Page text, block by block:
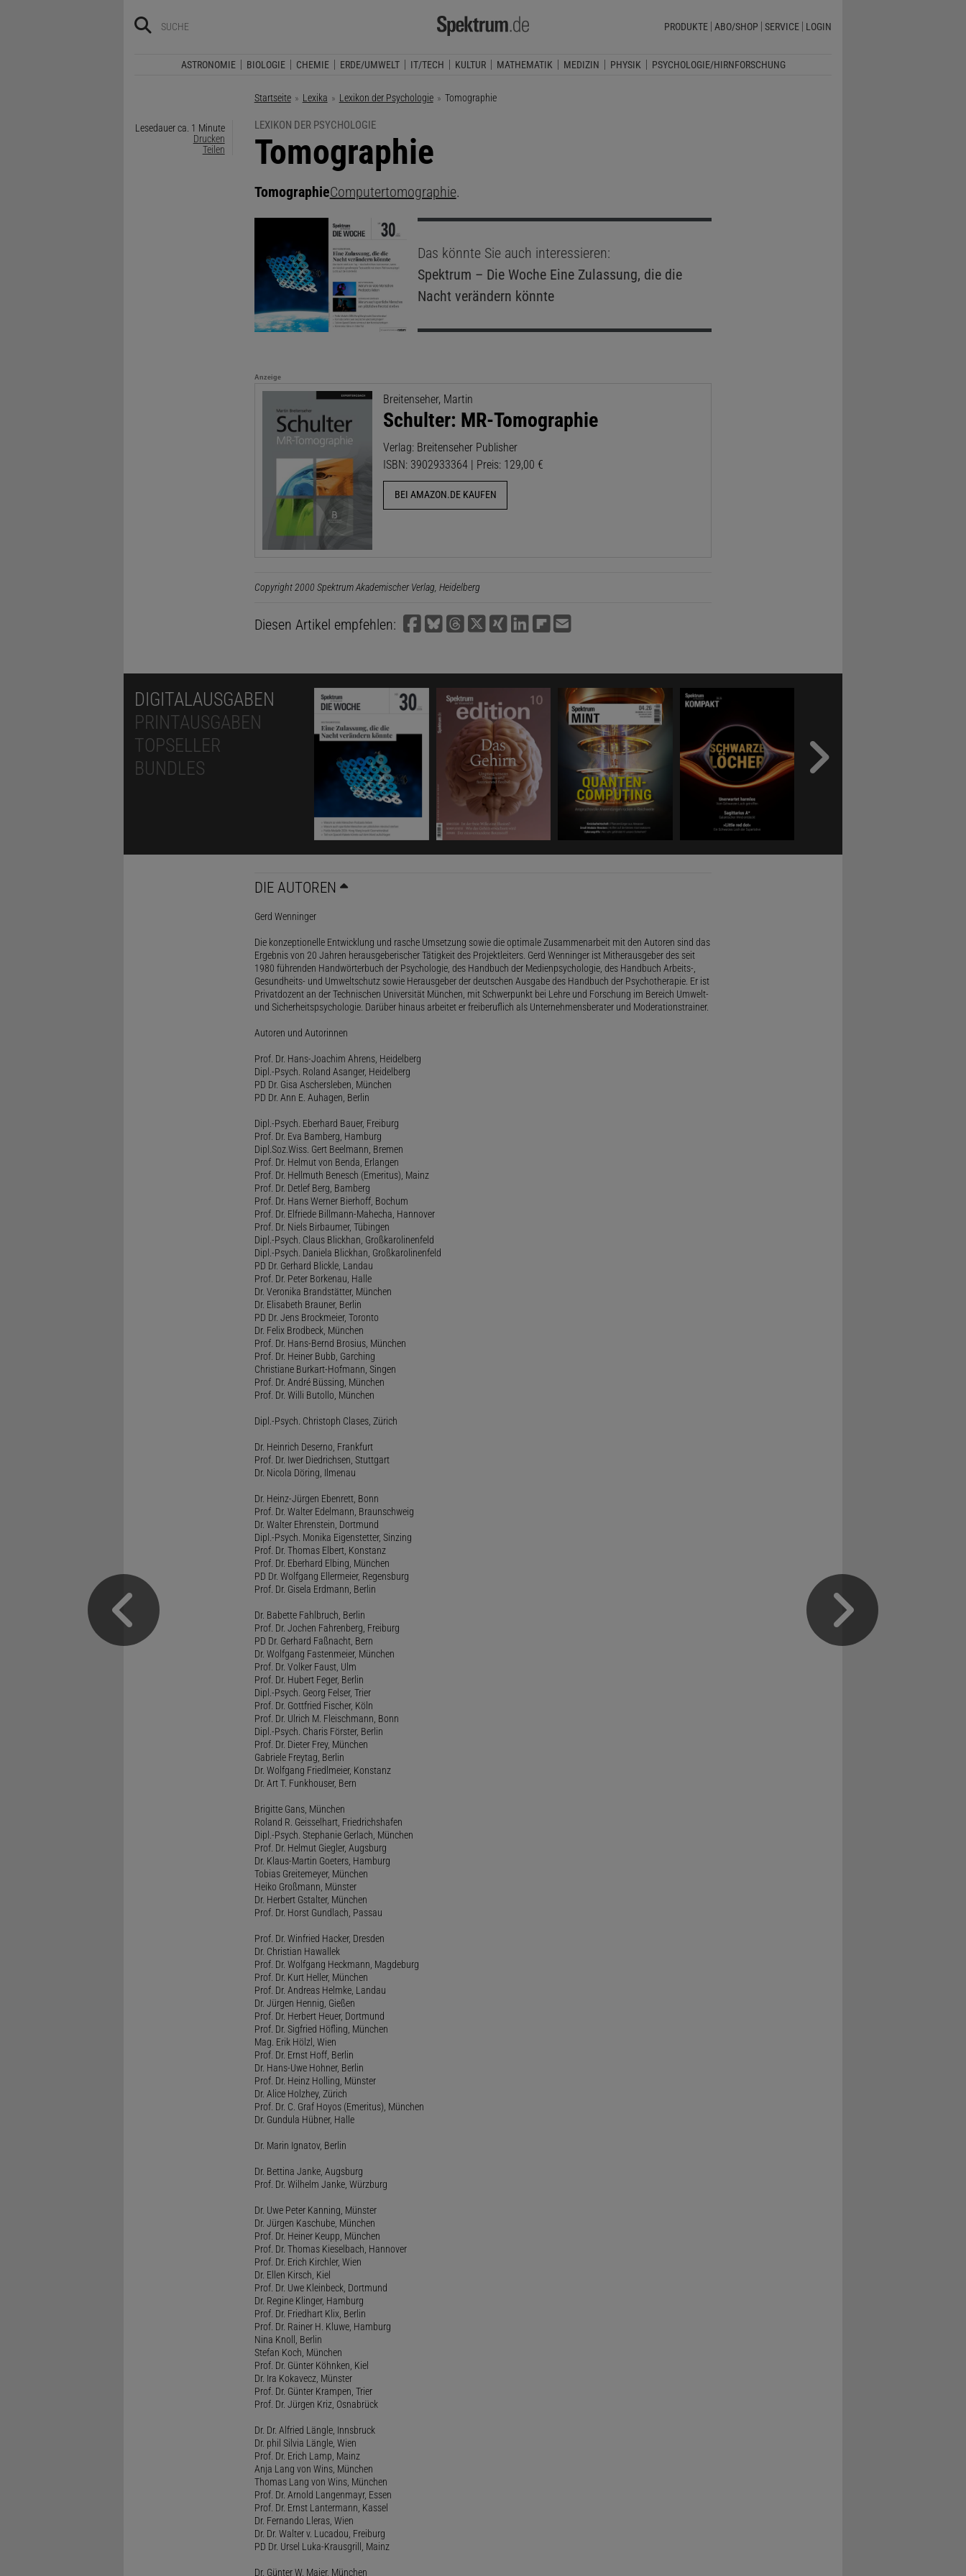
PRODUKTE ABO/SHOP SERVICE LOGIN
ASTRONOMIE BIOLOGIE CHEMIE ERDE/UMWELT IT/TECH KULTUR MATHEMATIK MEDIZIN PHYSIK PSYCHOLOGIE/HIRNFORSCHUNG
Startseite Lexika Lexikon der Psychologie Aktuelle Seite:
Tomographie
Lesedauer ca. 1 Minute
Drucken
Teilen
LEXIKON DER PSYCHOLOGIE
:
Tomographie
TomographieComputertomographie.
Das könnte Sie auch interessieren:
Spektrum – Die WocheEine Zulassung, die die
Nacht verändern könnte
Anzeige
Breitenseher, Martin
Schulter: MR-Tomographie
Verlag: Breitenseher Publisher
ISBN: 3902933364 | Preis: 129,00 €
BEI AMAZON.DE KAUFEN
Copyright 2000 Spektrum Akademischer Verlag, Heidelberg
Diesen Artikel empfehlen:
DIGITALAUSGABEN
PRINTAUSGABEN
TOPSELLER
BUNDLES
DIE AUTOREN
Gerd Wenninger
Die konzeptionelle Entwicklung und rasche Umsetzung sowie die optimale Zusammenarbeit mit den Autoren sind das
Ergebnis von 20 Jahren herausgeberischer Tätigkeit des Projektleiters. Gerd Wenninger ist Mitherausgeber des seit
1980 führenden Handwörterbuch der Psychologie, des Handbuch der Medienpsychologie, des Handbuch Arbeits-,
Gesundheits- und Umweltschutz sowie Herausgeber der deutschen Ausgabe des Handbuch der Psychotherapie. Er ist
Privatdozent an der Technischen Universität München, mit Schwerpunkt bei Lehre und Forschung im Bereich Umwelt-
und Sicherheitspsychologie. Darüber hinaus arbeitet er freiberuflich als Unternehmensberater und Moderationstrainer.
Autoren und Autorinnen
Prof. Dr. Hans-Joachim Ahrens, Heidelberg
Dipl.-Psych. Roland Asanger, Heidelberg
PD Dr. Gisa Aschersleben, München
PD Dr. Ann E. Auhagen, Berlin
Dipl.-Psych. Eberhard Bauer, Freiburg
Prof. Dr. Eva Bamberg, Hamburg
Dipl.Soz.Wiss. Gert Beelmann, Bremen
Prof. Dr. Helmut von Benda, Erlangen
Prof. Dr. Hellmuth Benesch (Emeritus), Mainz
Prof. Dr. Detlef Berg, Bamberg
Prof. Dr. Hans Werner Bierhoff, Bochum
Prof. Dr. Elfriede Billmann-Mahecha, Hannover
Prof. Dr. Niels Birbaumer, Tübingen
Dipl.-Psych. Claus Blickhan, Großkarolinenfeld
Dipl.-Psych. Daniela Blickhan, Großkarolinenfeld
PD Dr. Gerhard Blickle, Landau
Prof. Dr. Peter Borkenau, Halle
Dr. Veronika Brandstätter, München
Dr. Elisabeth Brauner, Berlin
PD Dr. Jens Brockmeier, Toronto
Dr. Felix Brodbeck, München
Prof. Dr. Hans-Bernd Brosius, München
Prof. Dr. Heiner Bubb, Garching
Christiane Burkart-Hofmann, Singen
Prof. Dr. André Büssing, München
Prof. Dr. Willi Butollo, München
Dipl.-Psych. Christoph Clases, Zürich
Dr. Heinrich Deserno, Frankfurt
Prof. Dr. Iwer Diedrichsen, Stuttgart
Dr. Nicola Döring, Ilmenau
Dr. Heinz-Jürgen Ebenrett, Bonn
Prof. Dr. Walter Edelmann, Braunschweig
Dr. Walter Ehrenstein, Dortmund
Dipl.-Psych. Monika Eigenstetter, Sinzing
Prof. Dr. Thomas Elbert, Konstanz
Prof. Dr. Eberhard Elbing, München
PD Dr. Wolfgang Ellermeier, Regensburg
Prof. Dr. Gisela Erdmann, Berlin
Dr. Babette Fahlbruch, Berlin
Prof. Dr. Jochen Fahrenberg, Freiburg
PD Dr. Gerhard Faßnacht, Bern
Dr. Wolfgang Fastenmeier, München
Prof. Dr. Volker Faust, Ulm
Prof. Dr. Hubert Feger, Berlin
Dipl.-Psych. Georg Felser, Trier
Prof. Dr. Gottfried Fischer, Köln
Prof. Dr. Ulrich M. Fleischmann, Bonn
Dipl.-Psych. Charis Förster, Berlin
Prof. Dr. Dieter Frey, München
Gabriele Freytag, Berlin
Dr. Wolfgang Friedlmeier, Konstanz
Dr. Art T. Funkhouser, Bern
Brigitte Gans, München
Roland R. Geisselhart, Friedrichshafen
Dipl.-Psych. Stephanie Gerlach, München
Prof. Dr. Helmut Giegler, Augsburg
Dr. Klaus-Martin Goeters, Hamburg
Tobias Greitemeyer, München
Heiko Großmann, Münster
Dr. Herbert Gstalter, München
Prof. Dr. Horst Gundlach, Passau
Prof. Dr. Winfried Hacker, Dresden
Dr. Christian Hawallek
Prof. Dr. Wolfgang Heckmann, Magdeburg
Prof. Dr. Kurt Heller, München
Prof. Dr. Andreas Helmke, Landau
Dr. Jürgen Hennig, Gießen
Prof. Dr. Herbert Heuer, Dortmund
Prof. Dr. Sigfried Höfling, München
Mag. Erik Hölzl, Wien
Prof. Dr. Ernst Hoff, Berlin
Dr. Hans-Uwe Hohner, Berlin
Prof. Dr. Heinz Holling, Münster
Dr. Alice Holzhey, Zürich
Prof. Dr. C. Graf Hoyos (Emeritus), München
Dr. Gundula Hübner, Halle
Dr. Marin Ignatov, Berlin
Dr. Bettina Janke, Augsburg
Prof. Dr. Wilhelm Janke, Würzburg
Dr. Uwe Peter Kanning, Münster
Dr. Jürgen Kaschube, München
Prof. Dr. Heiner Keupp, München
Prof. Dr. Thomas Kieselbach, Hannover
Prof. Dr. Erich Kirchler, Wien
Dr. Ellen Kirsch, Kiel
Prof. Dr. Uwe Kleinbeck, Dortmund
Dr. Regine Klinger, Hamburg
Prof. Dr. Friedhart Klix, Berlin
Prof. Dr. Rainer H. Kluwe, Hamburg
Nina Knoll, Berlin
Stefan Koch, München
Prof. Dr. Günter Köhnken, Kiel
Dr. Ira Kokavecz, Münster
Prof. Dr. Günter Krampen, Trier
Prof. Dr. Jürgen Kriz, Osnabrück
Dr. Dr. Alfried Längle, Innsbruck
Dr. phil Silvia Längle, Wien
Prof. Dr. Erich Lamp, Mainz
Anja Lang von Wins, München
Thomas Lang von Wins, München
Prof. Dr. Arnold Langenmayr, Essen
Prof. Dr. Ernst Lantermann, Kassel
Dr. Fernando Lleras, Wien
Dr. Dr. Walter v. Lucadou, Freiburg
PD Dr. Ursel Luka-Krausgrill, Mainz
Dr. Günter W. Maier, München